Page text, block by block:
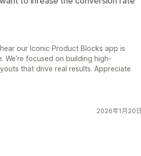
our Iconic Product Blocks app is
We’re focused on building high-
that drive real results. Appreciate
2026年1月20日